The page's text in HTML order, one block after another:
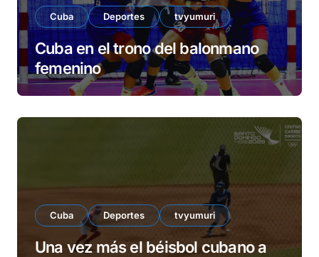
Cuba Deportes tvyumuri
Cuba en el trono del balonmano
femenino
Cuba Deportes tvyumuri
Una vez más el béisbol cubano a